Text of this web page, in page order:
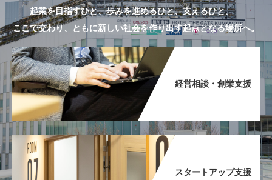
起業を目指すひと、歩みを進めるひと、支えるひと。
ここで交わり、ともに新しい社会を作り出す起点となる場所へ。
経営相談・創業支援​
スタートアップ支援​